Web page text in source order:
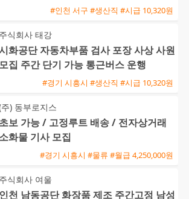
#인천 서구 #생산직 #시급 10,320원
주식회사 태강
화공단 자동차부품 검사 포장 사상 사원
모집 주간 단기 가능 통근버스 운행
#경기 시흥시 #생산직 #시급 10,320원
) 동부로지스
초보 가능 / 고정루트 배송 / 전자상거래
소화물 기사 모집
#경기 시흥시 #물류 #월급 4,250,000원
주식회사 여울
인천 남동공단 화장품 제조 주간고정 남성